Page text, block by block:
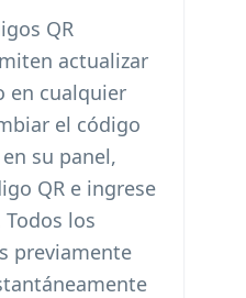
QR
actualizar
en cualquier
el código
su panel,
QR e ingrese
los
previamente